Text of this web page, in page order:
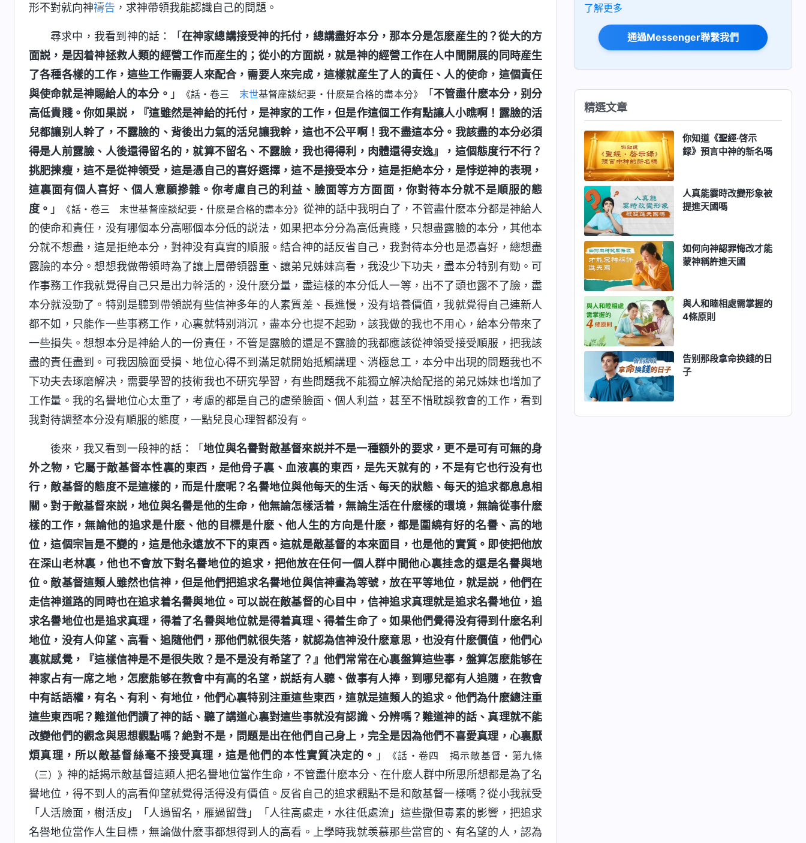
形不對就向神禱告 ，求神帶領我能認識自己的問題。
尋求中，我看到神的話：「在神家總講接受神的托付，總講盡好本分，那本分是怎麽産生的？從大的方
面説，是因着神拯救人類的經營工作而産生的；從小的方面説，就是神的經營工作在人中間開展的同時産生
了各種各樣的工作，這些工作需要人來配合，需要人來完成，這樣就産生了人的責任、人的使命，這個責任
與使命就是神賜給人的本分。 」 《話・卷三 末世基督座談紀要・什麽是合格的盡本分》 「不管盡什麽本分，别分
高低貴賤。你如果説，『這雖然是神給的托付，是神家的工作，但是作這個工作有點讓人小瞧啊！露臉的活
兒都讓别人幹了，不露臉的、背後出力氣的活兒讓我幹，這也不公平啊！我不盡這本分。我該盡的本分必須
得是人前露臉、人後還得留名的，就算不留名、不露臉，我也得得利，肉體還得安逸』，這個態度行不行？
挑肥揀瘦，這不是從神領受，這是憑自己的喜好選擇，這不是接受本分，這是拒絶本分，是悖逆神的表現，
這裏面有個人喜好、個人意願摻雜。你考慮自己的利益、臉面等方方面面，你對待本分就不是順服的態
度。 」 《話・卷三 末世基督座談紀要・什麽是合格的盡本分》 從神的話中我明白了，不管盡什麽本分都是神給人
的使命和責任，没有哪個本分高哪個本分低的説法，如果把本分分為高低貴賤，只想盡露臉的本分，其他本
分就不想盡，這是拒絶本分，對神没有真實的順服。結合神的話反省自己，我對待本分也是憑喜好，總想盡
露臉的本分。想想我做帶領時為了讓上層帶領器重、讓弟兄姊妹高看，我没少下功夫，盡本分特别有勁。可
作事務工作我就覺得自己只是出力幹活的，没什麽分量，盡這樣的本分低人一等，出不了頭也露不了臉，盡
本分就没勁了。特别是聽到帶領説有些信神多年的人素質差、長進慢，没有培養價值，我就覺得自己連新人
都不如，只能作一些事務工作，心裏就特别消沉，盡本分也提不起勁，該我做的我也不用心，給本分帶來了
一些損失。想想本分是神給人的一份責任，不管是露臉的還是不露臉的我都應該從神領受接受順服，把我該
盡的責任盡到。可我因臉面受損、地位心得不到滿足就開始抵觸講理、消極怠工，本分中出現的問題我也不
下功夫去琢磨解决，需要學習的技術我也不研究學習，有些問題我不能獨立解决給配搭的弟兄姊妹也增加了
工作量。我的名譽地位心太重了，考慮的都是自己的虚榮臉面、個人利益，甚至不惜耽誤教會的工作，看到
我對待調整本分没有順服的態度，一點兒良心理智都没有。
後來，我又看到一段神的話：「地位與名譽對敵基督來説并不是一種額外的要求，更不是可有可無的身
外之物，它屬于敵基督本性裏的東西，是他骨子裏、血液裏的東西，是先天就有的，不是有它也行没有也
行，敵基督的態度不是這樣的，而是什麽呢？名譽地位與他每天的生活、每天的狀態、每天的追求都息息相
關。對于敵基督來説，地位與名譽是他的生命，他無論怎樣活着，無論生活在什麽樣的環境，無論從事什麽
樣的工作，無論他的追求是什麽、他的目標是什麽、他人生的方向是什麽，都是圍繞有好的名譽、高的地
位，這個宗旨是不變的，這是他永遠放不下的東西。這就是敵基督的本來面目，也是他的實質。即使把他放
在深山老林裏，他也不會放下對名譽地位的追求，把他放在任何一個人群中間他心裏挂念的還是名譽與地
位。敵基督這類人雖然也信神，但是他們把追求名譽地位與信神畫為等號，放在平等地位，就是説，他們在
走信神道路的同時也在追求着名譽與地位。可以説在敵基督的心目中，信神追求真理就是追求名譽地位，追
求名譽地位也是追求真理，得着了名譽與地位就是得着真理、得着生命了。如果他們覺得没有得到什麽名利
地位，没有人仰望、高看、追隨他們，那他們就很失落，就認為信神没什麽意思，也没有什麽價值，他們心
裏就感覺，『這樣信神是不是很失敗？是不是没有希望了？』他們常常在心裏盤算這些事，盤算怎麽能够在
神家占有一席之地，怎麽能够在教會中有高的名望，説話有人聽、做事有人捧，到哪兒都有人追隨，在教會
中有話語權，有名、有利、有地位，他們心裏特别注重這些東西，這就是這類人的追求。他們為什麽總注重
這些東西呢？難道他們讀了神的話、聽了講道心裏對這些事就没有認識、分辨嗎？難道神的話、真理就不能
改變他們的觀念與思想觀點嗎？絶對不是，問題是出在他們自己身上，完全是因為他們不喜愛真理，心裏厭
煩真理，所以敵基督絲毫不接受真理，這是他們的本性實質决定的。 」
《話・卷四 揭示敵基督・第九條
（三）》神的話揭示敵基督這類人把名譽地位當作生命，不管盡什麽本分、在什麽人群中所思所想都是為了名
譽地位，得不到人的高看仰望就覺得活得没有價值。反省自己的追求觀點不是和敵基督一樣嗎？從小我就受
「人活臉面，樹活皮」「人過留名，雁過留聲」「人往高處走，水往低處流」這些撒但毒素的影響，把追求
名譽地位當作人生目標，無論做什麽事都想得到人的高看。上學時我就羡慕那些當官的、有名望的人，認為
了解更多
通過Messenger聯繫我們
精選文章
你知道《聖經·啓示
録》預言中神的新名嗎
人真能霎時改變形象被
提進天國嗎
如何向神認罪悔改才能
蒙神稱許進天國
與人和睦相處需掌握的
4條原則
告别那段拿命换錢的日
子